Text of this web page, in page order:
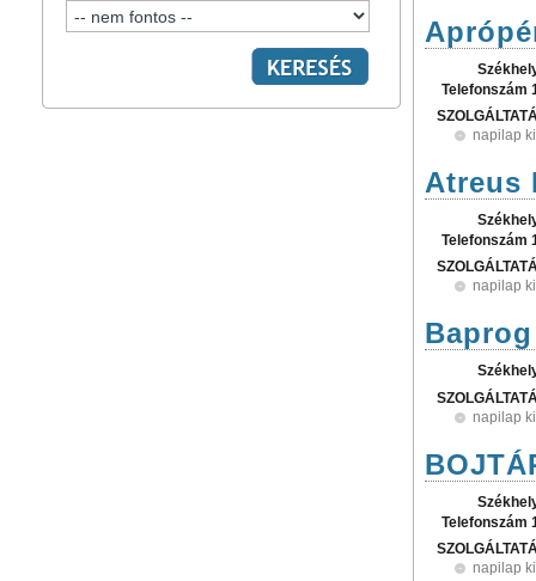
Telefonszám
napilap
Atreus
Telefonszám
napilap
napilap
Telefonszám
napilap